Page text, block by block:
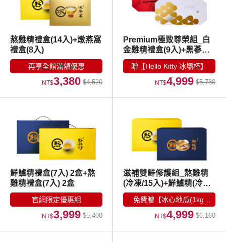
熬雞精禮盒(14入)+燉燕窩
禮盒(8入)
再享全館滿額優惠
NT$3,380 $4,520
Premium極致尊榮組_白
金雞精禮盒(9入)+黑蔘精
禮盒(9入)
贈【Hello Kitty 冰壩杯】
NT$4,999 $5,780
鮮鱸精禮盒(7入) 2盒+熬
雞精禮盒(7入) 2盒
官網限定優惠組
NT$3,999 $5,400
滋補雙鮮修護組_熬雞精
(冷凍/15入)+鮮鱸精(冷
凍/15入)
免費贈【冰心地瓜(1kg/
包)】
NT$4,999 $6,160